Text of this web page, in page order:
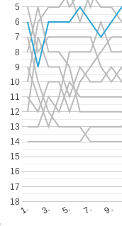
1. 3. 5. 7. 9.
5
6
7
8
9
10
11
12
13
14
15
16
17
18